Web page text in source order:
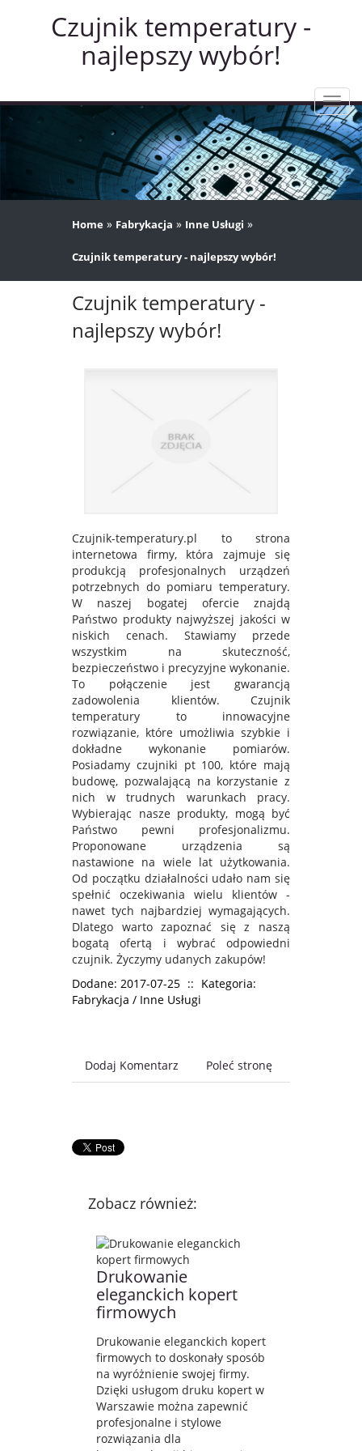
Czujnik temperatury -
najlepszy wybór!
Home » Fabrykacja » Inne Usługi »
Czujnik temperatury - najlepszy wybór!
Czujnik temperatury -
najlepszy wybór!
Czujnik-temperatury.pl to strona
internetowa firmy, która zajmuje się
produkcją profesjonalnych urządzeń
potrzebnych do pomiaru temperatury.
W naszej bogatej ofercie znajdą
Państwo produkty najwyższej jakości w
niskich cenach. Stawiamy przede
wszystkim na skuteczność,
bezpieczeństwo i precyzyjne wykonanie.
To połączenie jest gwarancją
zadowolenia klientów. Czujnik
temperatury to innowacyjne
rozwiązanie, które umożliwia szybkie i
dokładne wykonanie pomiarów.
Posiadamy czujniki pt 100, które mają
budowę, pozwalającą na korzystanie z
nich w trudnych warunkach pracy.
Wybierając nasze produkty, mogą być
Państwo pewni profesjonalizmu.
Proponowane urządzenia są
nastawione na wiele lat użytkowania.
Od początku działalności udało nam się
spełnić oczekiwania wielu klientów -
nawet tych najbardziej wymagających.
Dlatego warto zapoznać się z naszą
bogatą ofertą i wybrać odpowiedni
czujnik. Życzymy udanych zakupów!
Dodane: 2017-07-25 :: Kategoria:
Fabrykacja / Inne Usługi
Dodaj Komentarz Poleć stronę
Zobacz również:
Drukowanie
eleganckich kopert
firmowych
Drukowanie eleganckich kopert
firmowych to doskonały sposób
na wyróżnienie swojej firmy.
Dzięki usługom druku kopert w
Warszawie można zapewnić
profesjonalne i stylowe
rozwiązania dla